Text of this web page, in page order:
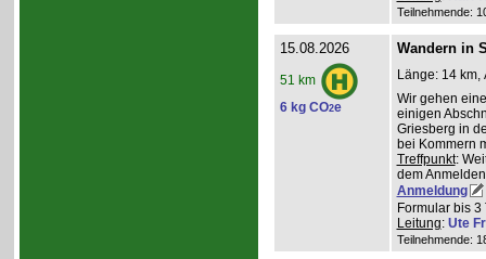
Teilnehmende:
15.08.2026
51 km
6 kg CO2e
Wandern in
Länge: 14 km,
Wir gehen
einigen
Griesberg in
bei Kommern
Treffpunkt:
dem
Anmeldung
Formular bis 3
Leitung: Ute
Teilnehmende: